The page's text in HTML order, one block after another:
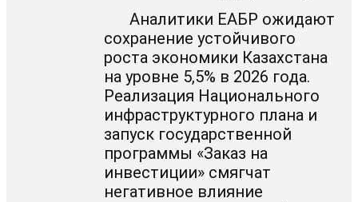
Аналитики ЕАБР ожидают
сохранение устойчивого
роста экономики Казахстана
на уровне 5,5% в 2026 года.
Реализация Национального
инфраструктурного плана и
запуск государственной
программы «Заказ на
инвестиции» смягчат
негативное влияние